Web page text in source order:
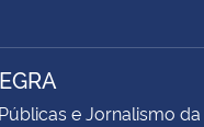
e Jornalismo